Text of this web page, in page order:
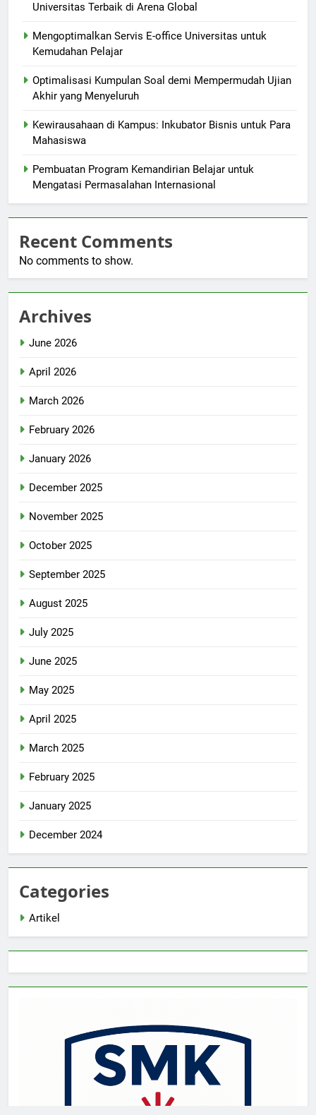
Universitas Terbaik di Arena Global
Mengoptimalkan Servis E-office Universitas untuk
Kemudahan Pelajar
Optimalisasi Kumpulan Soal demi Mempermudah Ujian
Akhir yang Menyeluruh
Kewirausahaan di Kampus: Inkubator Bisnis untuk Para
Mahasiswa
Pembuatan Program Kemandirian Belajar untuk
Mengatasi Permasalahan Internasional
Recent Comments
No comments to show.
Archives
June 2026
April 2026
March 2026
February 2026
January 2026
December 2025
November 2025
October 2025
September 2025
August 2025
July 2025
June 2025
May 2025
April 2025
March 2025
February 2025
January 2025
December 2024
Categories
Artikel